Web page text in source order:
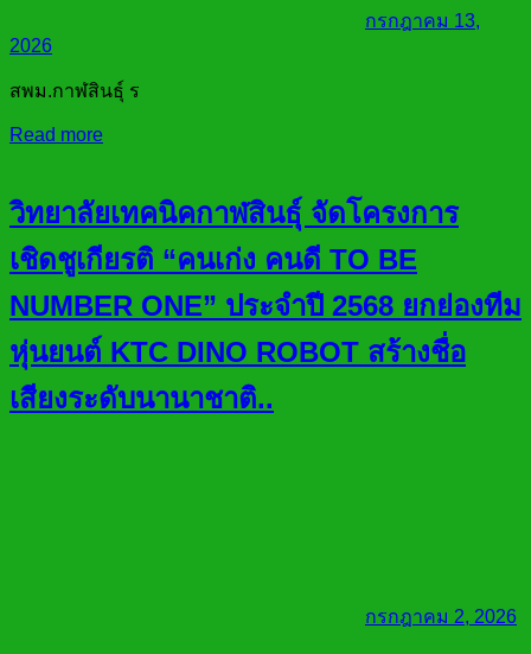
กรกฎาคม 13,
2026
สพม.กาฬสินธุ์ ร
Read more
วิทยาลัยเทคนิคกาฬสินธุ์ จัดโครงการ
เชิดชูเกียรติ “คนเก่ง คนดี TO BE
NUMBER ONE” ประจำปี 2568 ยกย่องทีม
หุ่นยนต์ KTC DINO ROBOT สร้างชื่อ
เสียงระดับนานาชาติ..
กรกฎาคม 2, 2026